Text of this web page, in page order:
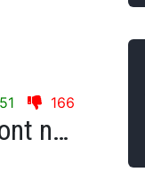
166
Allez Ã contre-courant, n'Ã©coutez pas les voix qui sont nombreuses Ã faire la propagande de modÃ¨les de vie fondÃ©s sur l'arrogance et la violence, le succÃ¨s Ã tout prix, l'apparence et les possessions matÃ©rielles.